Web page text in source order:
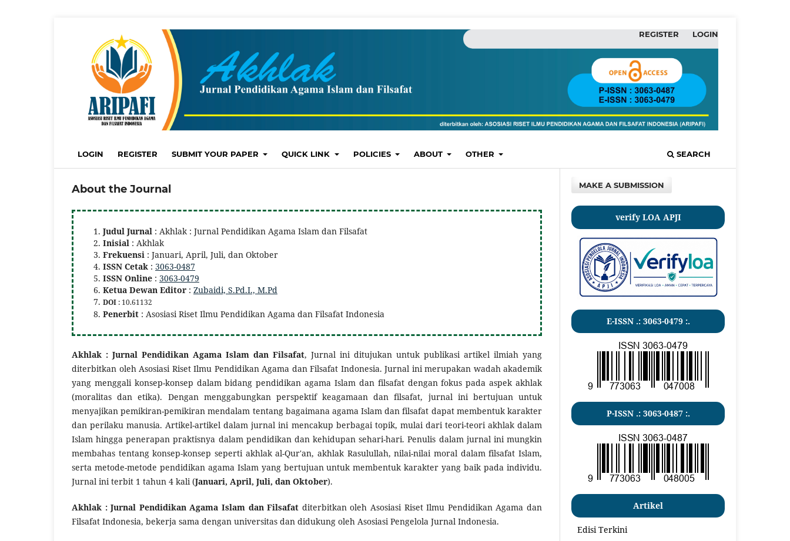
LOGIN REGISTER SUBMIT YOUR PAPER QUICK LINK POLICIES ABOUT OTHER SEARCH
REGISTER LOGIN
About the Journal
Judul Jurnal : Akhlak : Jurnal Pendidikan Agama Islam dan Filsafat
Inisial : Akhlak
Frekuensi : Januari, April, Juli, dan Oktober
ISSN Cetak : 3063-0487
ISSN Online : 3063-0479
Ketua Dewan Editor : Zubaidi, S.Pd.I., M.Pd
DOI : 10.61132
Penerbit : Asosiasi Riset Ilmu Pendidikan Agama dan Filsafat Indonesia
Akhlak : Jurnal Pendidikan Agama Islam dan Filsafat, Jurnal ini ditujukan untuk publikasi artikel ilmiah yang
diterbitkan oleh Asosiasi Riset Ilmu Pendidikan Agama dan Filsafat Indonesia. Jurnal ini merupakan wadah akademik
yang menggali konsep-konsep dalam bidang pendidikan agama Islam dan filsafat dengan fokus pada aspek akhlak
(moralitas dan etika). Dengan menggabungkan perspektif keagamaan dan filsafat, jurnal ini bertujuan untuk
menyajikan pemikiran-pemikiran mendalam tentang bagaimana agama Islam dan filsafat dapat membentuk karakter
dan perilaku manusia. Artikel-artikel dalam jurnal ini mencakup berbagai topik, mulai dari teori-teori akhlak dalam
Islam hingga penerapan praktisnya dalam pendidikan dan kehidupan sehari-hari. Penulis dalam jurnal ini mungkin
membahas tentang konsep-konsep seperti akhlak al-Qur'an, akhlak Rasulullah, nilai-nilai moral dalam filsafat Islam,
serta metode-metode pendidikan agama Islam yang bertujuan untuk membentuk karakter yang baik pada individu.
Jurnal ini terbit 1 tahun 4 kali (Januari, April, Juli, dan Oktober).
Akhlak : Jurnal Pendidikan Agama Islam dan Filsafat diterbitkan oleh Asosiasi Riset Ilmu Pendidikan Agama dan
Filsafat Indonesia, bekerja sama dengan universitas dan didukung oleh Asosiasi Pengelola Jurnal Indonesia.
MAKE A SUBMISSION
verify LOA APJI
E-ISSN .: 3063-0479 :.
P-ISSN .: 3063-0487:.
Artikel
Edisi Terkini